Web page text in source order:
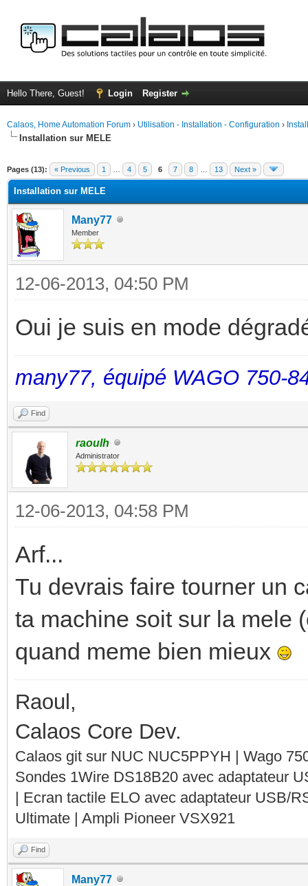
Hello There, Guest! Login Register
Calaos, Home Automation Forum › Utilisation - Installation - Configuration ›
Installation sur MELE
Pages (13): « Previous 1 4 5 6 7 8 13 Next »
Installation sur MELE
Many77
Member
12-06-2013, 04:50 PM
Oui je suis en mode
many77, équipé WAGO 750-
Find
raoulh
Administrator
12-06-2013, 04:58 PM
Arf...
Tu devrais faire tourner un
ta machine soit sur la mele
quand meme bien mieux
Raoul,
Calaos Core Dev.
Calaos git sur NUC NUC5PPYH | Wago
Sondes 1Wire DS18B20 avec adaptateur
| Ecran tactile ELO avec adaptateur USB/
Ultimate | Ampli Pioneer VSX921
Find
Many77